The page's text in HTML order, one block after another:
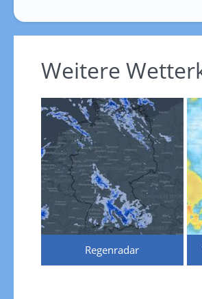
Weitere
Regenradar